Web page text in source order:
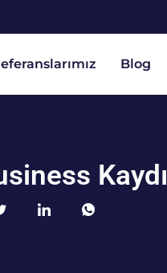
Blog
Kaydı